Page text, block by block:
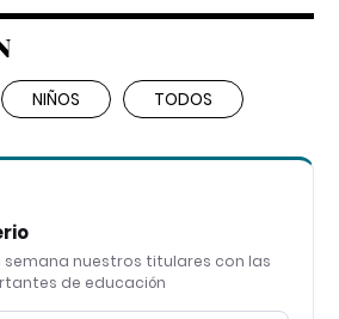
NIÑOS TODOS
semana nuestros titulares con las
de educación